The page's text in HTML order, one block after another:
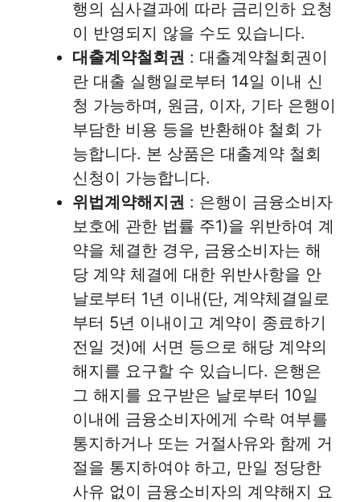
행의 심사결과에 따라 금리인하 요청
이 반영되지 않을 수도 있습니다.
대출계약철회권 : 대출계약철회권이
란 대출 실행일로부터 14일 이내 신
청 가능하며, 원금, 이자, 기타 은행이
부담한 비용 등을 반환해야 철회 가
능합니다. 본 상품은 대출계약 철회
신청이 가능합니다.
위법계약해지권 : 은행이 금융소비자
보호에 관한 법률 주1)을 위반하여 계
약을 체결한 경우, 금융소비자는 해
당 계약 체결에 대한 위반사항을 안
날로부터 1년 이내(단, 계약체결일로
부터 5년 이내이고 계약이 종료하기
전일 것)에 서면 등으로 해당 계약의
해지를 요구할 수 있습니다. 은행은
그 해지를 요구받은 날로부터 10일
이내에 금융소비자에게 수락 여부를
통지하거나 또는 거절사유와 함께 거
절을 통지하여야 하고, 만일 정당한
사유 없이 금융소비자의 계약해지 요